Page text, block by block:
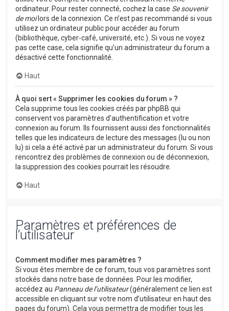
ordinateur. Pour rester connecté, cochez la case Se souvenir
de moilors de la connexion. Ce n’est pas recommandé si vous
utilisez un ordinateur public pour accéder au forum
(bibliothèque, cyber-café, université, etc.). Si vous ne voyez
pas cette case, cela signifie qu’un administrateur du forum a
désactivé cette fonctionnalité.
Haut
À quoi sert « Supprimer les cookies du forum » ?
Cela supprime tous les cookies créés par phpBB qui
conservent vos paramètres d’authentification et votre
connexion au forum. Ils fournissent aussi des fonctionnalités
telles que les indicateurs de lecture des messages (lu ou non
lu) si cela a été activé par un administrateur du forum. Si vous
rencontrez des problèmes de connexion ou de déconnexion,
la suppression des cookies pourrait les résoudre.
Haut
Paramètres et préférences de
l’utilisateur
Comment modifier mes paramètres ?
Si vous êtes membre de ce forum, tous vos paramètres sont
stockés dans notre base de données. Pour les modifier,
accédez au Panneau de l’utilisateur(généralement ce lien est
accessible en cliquant sur votre nom d’utilisateur en haut des
pages du forum). Cela vous permettra de modifier tous les